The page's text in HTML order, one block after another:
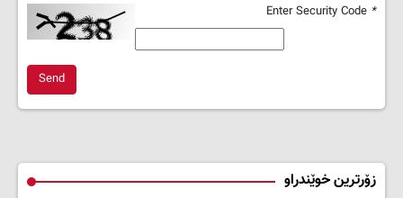
*
Send
زۆرترین خوێندراو